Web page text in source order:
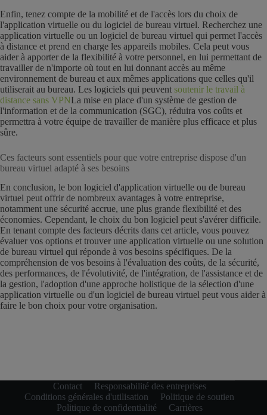
Enfin, tenez compte de la mobilité et de l'accès lors du choix de
l'application virtuelle ou du logiciel de bureau virtuel. Recherchez une
application virtuelle ou un logiciel de bureau virtuel qui permet l'accès
à distance et prend en charge les appareils mobiles. Cela peut vous
aider à apporter de la flexibilité à votre personnel, en lui permettant de
travailler de n'importe où tout en lui donnant accès au même
environnement de bureau et aux mêmes applications que celles qu'il
utiliserait au bureau. Les logiciels qui peuvent soutenir le travail à
distance sans VPNLa mise en place d'un système de gestion de
l'information et de la communication (SGC), réduira vos coûts et
permettra à votre équipe de travailler de manière plus efficace et plus
sûre.
Ces facteurs sont essentiels pour que votre entreprise dispose d'un
bureau virtuel adapté à ses besoins
En conclusion, le bon logiciel d'application virtuelle ou de bureau
virtuel peut offrir de nombreux avantages à votre entreprise,
notamment une sécurité accrue, une plus grande flexibilité et des
économies. Cependant, le choix du bon logiciel peut s'avérer difficile.
En tenant compte des facteurs décrits dans cet article, vous pouvez
évaluer vos options et trouver une application virtuelle ou une solution
de bureau virtuel qui réponde à vos besoins spécifiques. De la
compréhension de vos besoins à l'évaluation des coûts, de la sécurité,
des performances, de l'évolutivité, de l'intégration, de l'assistance et de
la gestion, l'adoption d'une approche holistique de la sélection d'une
application virtuelle ou d'un logiciel de bureau virtuel peut vous aider à
faire le bon choix pour votre organisation.
Contact
Responsabilité des entreprises
Conditions générales d'utilisation
Politique de soutien
Politique de confidentialité
Carrières